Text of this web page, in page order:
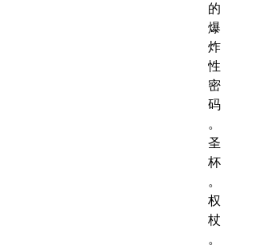
的
爆
炸
性
密
码
。
圣
杯
。
权
杖
。